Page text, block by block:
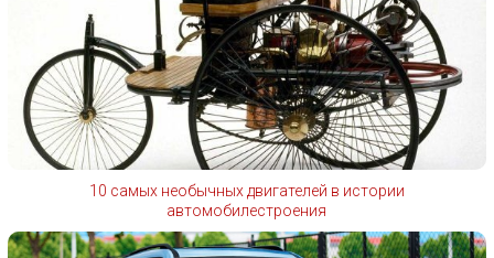
10 самых необычных двигателей в истории
автомобилестроения